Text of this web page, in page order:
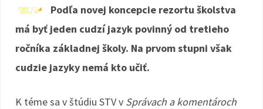
o e
Podľa novej koncepcie rezortu školstva
má byť jeden cudzí jazyk povinný od tretieho
ročníka základnej školy. Na prvom stupni však
cudzie jazyky nemá kto učiť.
K téme sa v štúdiu STV v Správach a komentároch